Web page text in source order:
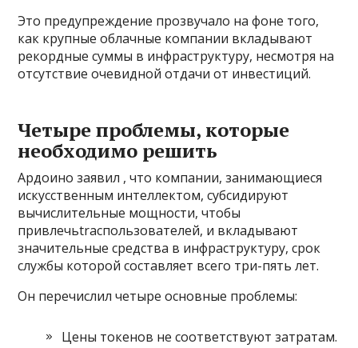
Это предупреждение прозвучало на фоне того,
как крупные облачные компании вкладывают
рекордные суммы в инфраструктуру, несмотря на
отсутствие очевидной отдачи от инвестиций.
Четыре проблемы, которые
необходимо решить
Ардоино заявил , что компании, занимающиеся
искусственным интеллектом, субсидируют
вычислительные мощности, чтобы
привлечьtracпользователей, и вкладывают
значительные средства в инфраструктуру, срок
службы которой составляет всего три-пять лет.
Он перечислил четыре основные проблемы:
Цены токенов не соответствуют затратам.